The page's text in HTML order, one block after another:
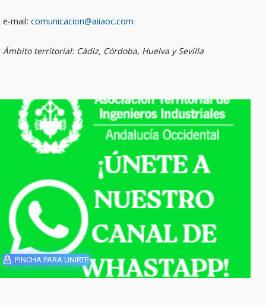
e-mail: comunicacion@aiiaoc.com
Ámbito territorial: Cádiz, Córdoba, Huelva y Sevilla
PINCHA PARA UNIRTE